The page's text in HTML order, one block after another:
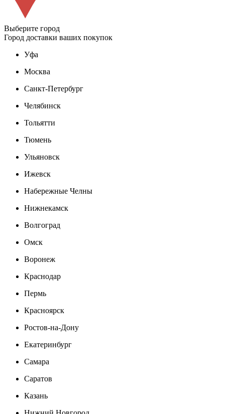
Выберите город
Город доставки ваших покупок
Уфа
Москва
Санкт-Петербург
Челябинск
Тольятти
Тюмень
Ульяновск
Ижевск
Набережные Челны
Нижнекамск
Волгоград
Омск
Воронеж
Краснодар
Пермь
Красноярск
Ростов-на-Дону
Екатеринбург
Самара
Саратов
Казань